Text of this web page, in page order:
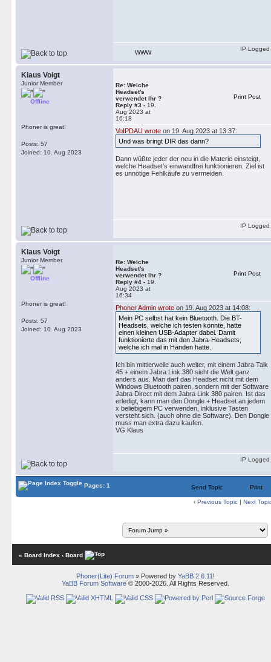
WWW
IP Logged
Klaus Voigt
Junior Member
Offline
Phoner is great!
Posts: 57
Joined: 10. Aug 2023
Re: Welche
Headset's
verwendet Ihr ?
Reply #3 - 19.
Aug 2023 at
16:18
Print Post
VoIPDAU wrote on 19. Aug 2023 at 13:37:
Und was bringt DIR das dann?
Dann wüßte jeder der neu in die Materie einsteigt,
welche Headset's einwandfrei funktionieren. Ziel ist
es unnötige Fehlkäufe zu vermeiden.
IP Logged
Klaus Voigt
Junior Member
Offline
Phoner is great!
Posts: 57
Joined: 10. Aug 2023
Re: Welche
Headset's
verwendet Ihr ?
Reply #4 - 19.
Aug 2023 at
16:34
Print Post
Phoner Admin wrote on 19. Aug 2023 at 14:08:
Mein PC selbst hat kein Bluetooth. Die BT-
Headsets, welche ich testen konnte, hatte
einen kleinen USB-Adapter dabei. Damit
funktionierte das mit den Jabra-Headsets,
welche ich mal in Händen hatte.
Ich bin mittlerweile auch weiter, mit einem Jabra Talk
45 + einem Jabra Link 380 sieht die Welt ganz
anders aus. Man darf das Headset nicht mit dem
Windows Bluetooth pairen, sondern mit der Software
Jabra Direct mit dem Jabra Link 380 pairen. Ist das
erledigt, kann man den Dongle + Headset an jedem
x beliebigem PC verwenden, inklusive Tasten
versteht sich. (auch ohne die Software). Den Dongle
muss man extra dazu kaufen.
VG Klaus
IP Logged
Pages: 1 Send Topic Print
‹ Previous Topic | Next
« Board Index ‹ Board
Phoner(Lite) Forum» Powered by YaBB 2.6.11 !
YaBB Forum Software© 2000-2026. All Rights Reserved.